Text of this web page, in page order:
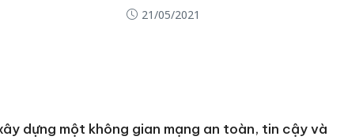
21/05/2021
dựng một không gian mạng an toàn, tin cậy và